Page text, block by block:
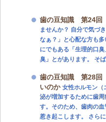
歯の豆知識 第24
ませんか？ 自分で気づ
なぁ？」と心配な方も
にでもある「生理的口
臭」とがあります。 そ
歯の豆知識 第28回
いのか 女性ホルモン（
泌が増加するために歯
す。そのため、歯肉の
惹き起こします。 さら